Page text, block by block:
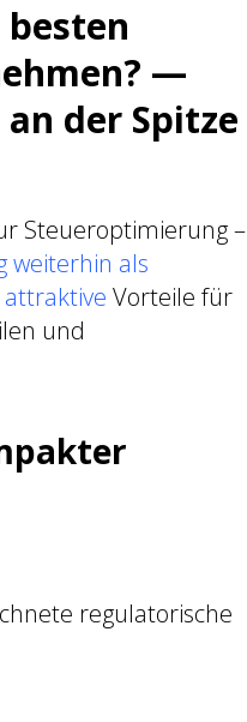
—
der Spitze
Steueroptimierung –
weiterhin als
attraktive Vorteile für
und
regulatorische